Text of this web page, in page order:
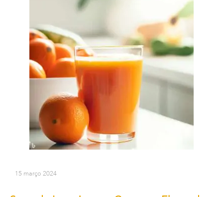
15 março 2024